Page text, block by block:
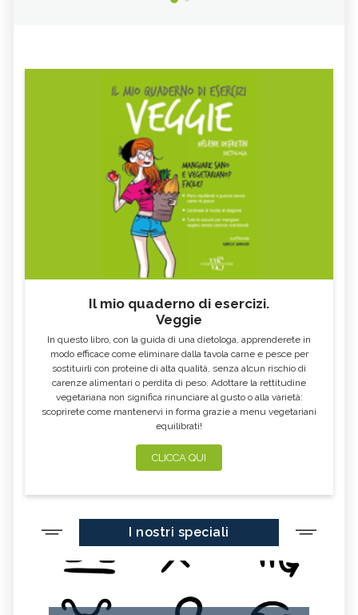
Il mio quaderno di esercizi.
Veggie
In questo libro, con la guida di una dietologa, apprenderete in
modo efficace come eliminare dalla tavola carne e pesce per
sostituirli con proteine di alta qualità, senza alcun rischio di
carenze alimentari o perdita di peso. Adottare la rettitudine
vegetariana non significa rinunciare al gusto o alla varietà:
scoprirete come mantenervi in forma grazie a menu vegetariani
equilibrati!
CLICCA QUI
I nostri speciali